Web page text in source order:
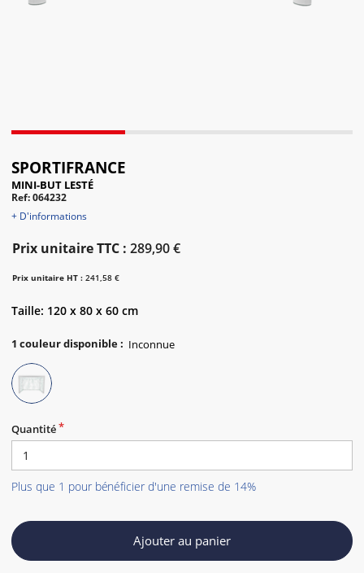
SPORTIFRANCE
MINI-BUT LESTÉ
Ref: 064232
+ D'informations
Prix unitaire TTC : 289,90 €
Prix unitaire HT : 241,58 €
Taille: 120 x 80 x 60 cm
1 couleur disponible:
Quantité
Plus que 1 pour bénéficier d'une remise de 14%
Ajouter au panier